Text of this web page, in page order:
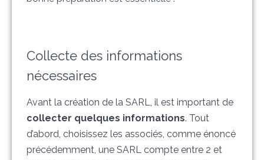
Collecte des informations
nécessaires
Avant la création de la SARL, il est important de
collecter quelques informations. Tout
d’abord, choisissez les associés, comme énoncé
précédemment, une SARL compte entre 2 et